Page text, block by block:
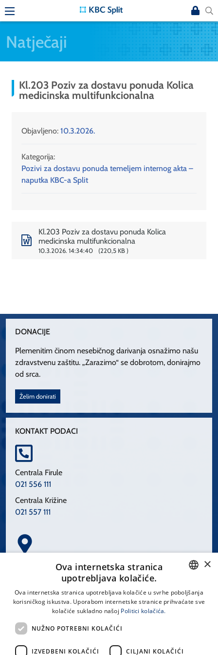
Natječaji
Kl.203 Poziv za dostavu ponuda Kolica
medicinska multifunkcionalna
Objavljeno: 10.3.2026.
Kategorija:
Pozivi za dostavu ponuda temeljem internog akta –
naputka KBC-a Split
Kl.203 Poziv za dostavu ponuda Kolica
medicinska multifunkcionalna
10.3.2026. 14:34:40 220,5 KB
DONACIJE
Plemenitim činom nesebičnog darivanja osnažimo našu
zdravstvenu zaštitu. „Zarazimo“ se dobrotom, donirajmo
od srca.
Želim donirati
KONTAKT PODACI
Centrala Firule
021 556 111
Centrala Križine
021 557 111
Spinčićeva 1, 21000 Split
LINKOVI
CROATIAN
×
Ova internetska stranica
upotrebljava kolačiće.
Ova internetska stranica upotrebljava kolačiće u svrhe poboljšanja
korisničkog iskustva. Uporabom internetske stranice prihvaćate sve
kolačiće sukladno našoj Politici kolačića.
NUŽNO POTREBNI KOLAČIĆI
IZVEDBENI KOLAČIĆI CILJANI KOLAČIĆI